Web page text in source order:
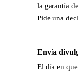
la garantía
Pide una
Envía
El día en